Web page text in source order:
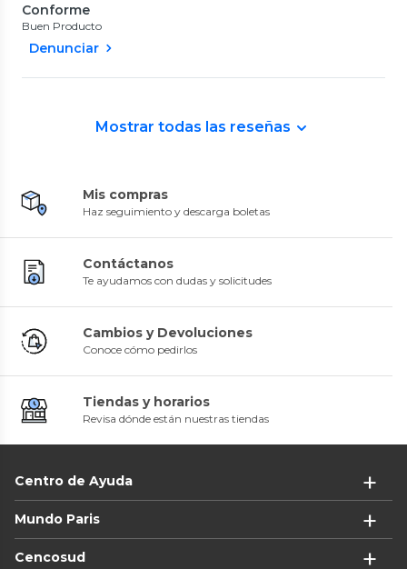
Conforme
Buen Producto
Denunciar
Mostrar todas las reseñas
Mis compras
Haz seguimiento y descarga boletas
Contáctanos
Te ayudamos con dudas y solicitudes
Cambios y Devoluciones
Conoce cómo pedirlos
Tiendas y horarios
Revisa dónde están nuestras tiendas
Centro de Ayuda
Mundo Paris
Cencosud